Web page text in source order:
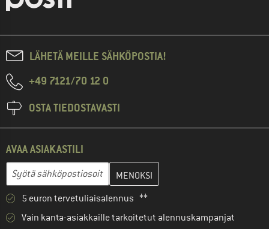
LÄHETÄ MEILLE SÄHKÖPOSTIA!
+49 7121/70 12 0
OSTA TIEDOSTAVASTI
AVAA ASIAKASTILI
Sähköpostiosoite
Anna sähköpostiosoitteesi ja luo seuraavassa vaiheessa
5 euron tervetuliaisalennus **
Vain kanta-asiakkaille tarkoitetut alennuskampanjat